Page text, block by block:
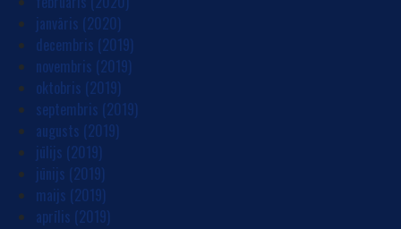
janvāris (2020)
decembris (2019)
novembris (2019)
oktobris (2019)
septembris (2019)
augusts (2019)
jūlijs (2019)
jūnijs (2019)
maijs (2019)
aprīlis (2019)